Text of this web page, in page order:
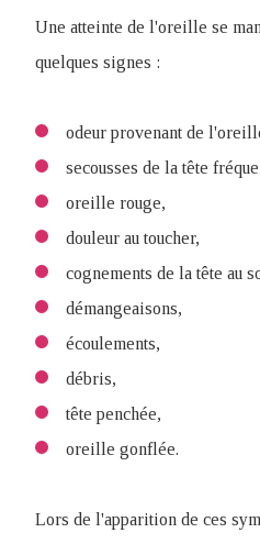
Une atteinte de l'oreille se
quelques signes :
odeur provenant de
secousses de la tête
oreille rouge,
douleur au toucher,
cognements de la tête au
démangeaisons,
écoulements,
débris,
tête penchée,
oreille gonflée.
Lors de l'apparition de ces